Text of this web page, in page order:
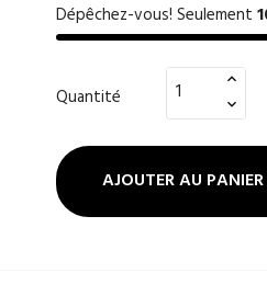
Dépêchez-vous! Seulement
Quantité
AJOUTER AU PANIER